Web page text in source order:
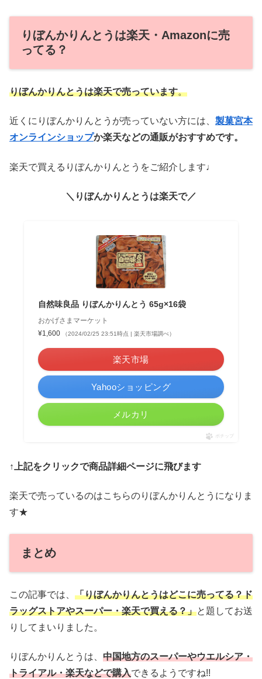
りぼんかりんとうは楽天・Amazonに売
ってる？
りぼんかりんとうは楽天で売っています。
近くにりぼんかりんとうが売っていない方には、 製菓宮本
オンラインショップか楽天などの通販がおすすめです。
楽天で買えるりぼんかりんとうをご紹介します♩
＼りぼんかりんとうは楽天で／
自然味良品 りぼんかりんとう 65g×16袋
おかげさまマーケット
¥1,600
（2024/02/25 23:51時点 | 楽天市場調べ）
楽天市場
Yahooショッピング
メルカリ
ポチップ
↑上記をクリックで商品詳細ページに飛びます
楽天で売っているのはこちらのりぼんかりんとうになりま
す★
まとめ
この記事では、 「りぼんかりんとうはどこに売ってる？ド
ラッグストアやスーパー・楽天で買える？」と題してお送
りしてまいりました。
りぼんかりんとうは、 中国地方のスーパーやウエルシア・
トライアル・楽天などで購入できるようですね!!